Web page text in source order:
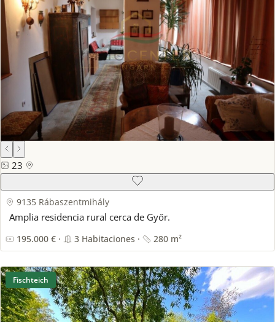
23
9135 Rábaszentmihály
Amplia residencia rural cerca de Győr.
195.000 € · 3 Habitaciones · 280 m²
Fischteich